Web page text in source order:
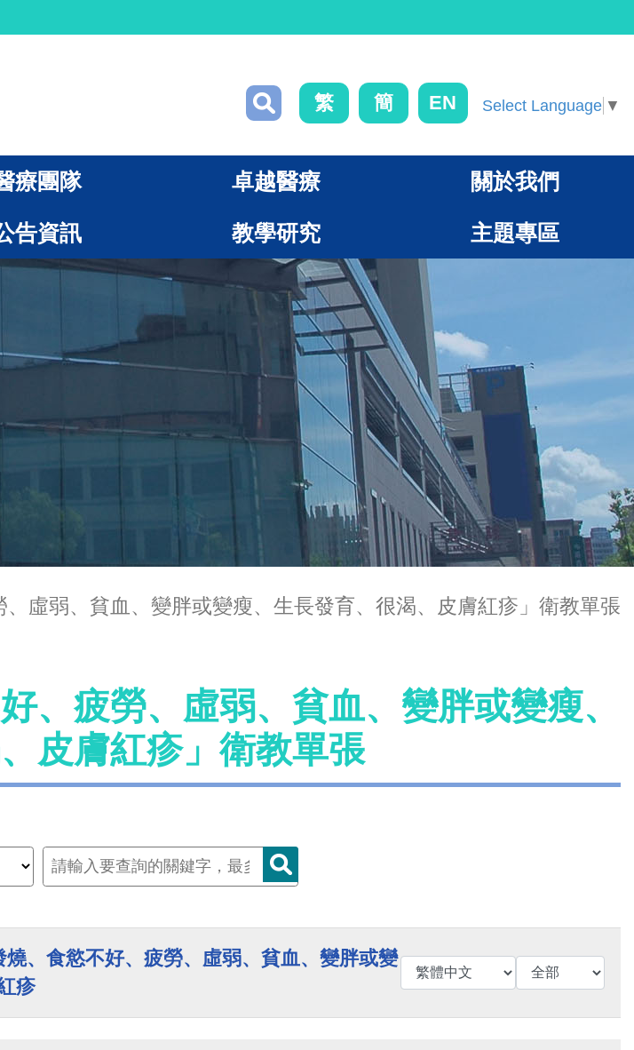
繁 簡 EN Select Language ▼
療團隊 卓越醫療 關於我們
告資訊 教學研究 主題專區
、虛弱、貧血、變胖或變瘦、生長發育、很渴、皮膚紅疹」衛教單張
、疲勞、虛弱、貧血、變胖或變瘦、
皮膚紅疹」衛教單張
燒、食慾不好、疲勞、虛弱、貧血、變胖或變
疹